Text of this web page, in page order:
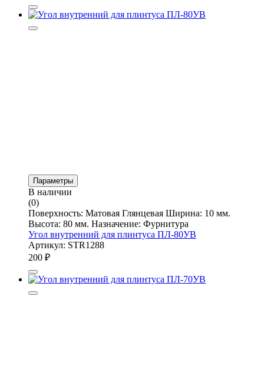
Параметры
В наличии
(0)
Поверхность: Матовая Глянцевая Ширина: 10 мм.
Высота: 80 мм. Назначение: Фурнитура
Угол внутренний для плинтуса ПЛ-80УВ
Артикул: STR1288
200 ₽